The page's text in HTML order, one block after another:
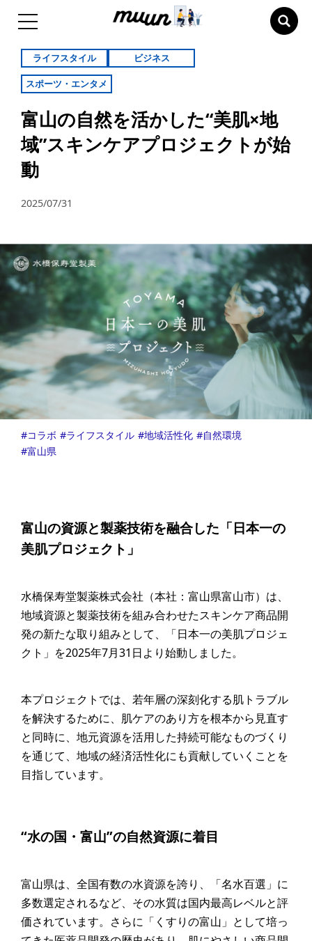
ライフスタイル ビジネス
スポーツ・エンタメ
富山の自然を活かした“美肌×地
域”スキンケアプロジェクトが始
動
2025/07/31
コラボ ライフスタイル 地域活性化
自然環境
富山県
富山の資源と製薬技術を融合した「日本一の
美肌プロジェクト」
水橋保寿堂製薬株式会社（本社：富山県富山市）は、
地域資源と製薬技術を組み合わせたスキンケア商品開
発の新たな取り組みとして、「日本一の美肌プロジェ
クト」を2025年7月31日より始動しました。
本プロジェクトでは、若年層の深刻化する肌トラブル
を解決するために、肌ケアのあり方を根本から見直す
と同時に、地元資源を活用した持続可能なものづくり
を通じて、地域の経済活性化にも貢献していくことを
目指しています。
“水の国・富山”の自然資源に着目
富山県は、全国有数の水資源を誇り、「名水百選」に
多数選定されるなど、その水質は国内最高レベルと評
価されています。さらに「くすりの富山」として培っ